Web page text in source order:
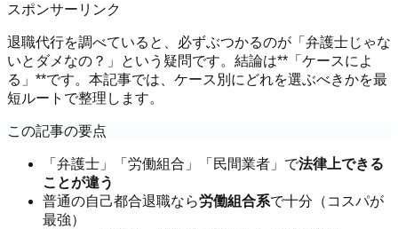
スポンサーリンク
退職代行を調べていると、必ずぶつかるのが「弁護士じゃな
いとダメなの？」という疑問です。結論は**「ケースによ
る」**です。本記事では、ケース別にどれを選ぶべきかを最
短ルートで整理します。
この記事の要点
「弁護士」「労働組合」「民間業者」で法律上できる
ことが違う
普通の自己都合退職なら労働組合系で十分（コスパが
最強）